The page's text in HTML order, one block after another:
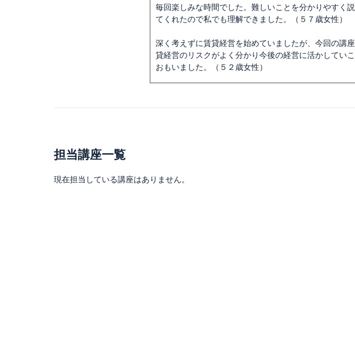
毎回楽しみな時間でした。難しいことを分かりやすく
てくれたので私でも理解できました。（５７歳女性）
深く考えずに賃貸経営を始めていましたが、今回の講
貸経営のリスクがよく分かり今後の経営に活かしてい
おもいました。（５２歳女性）
沖縄における賃貸の実状をなどを交えて具体的で分かり
担当講座一覧
現在担当している講座はありません。